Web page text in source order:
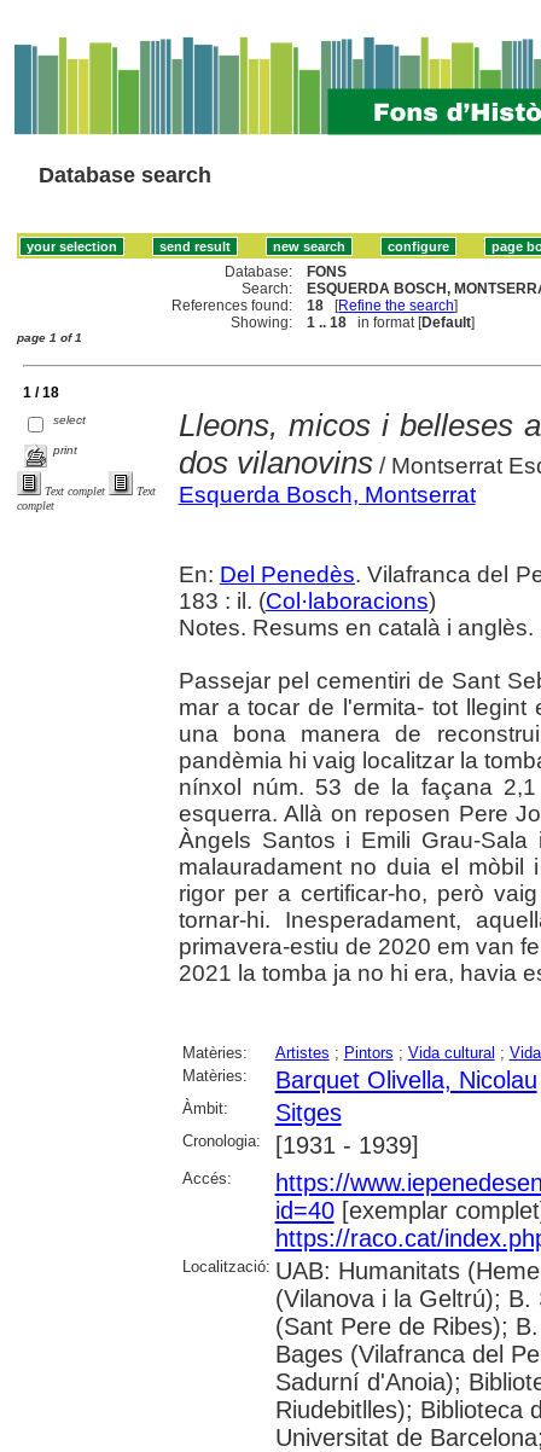
Database search
Database:
FONS
Search:
ESQUERDA BOSCH,
References found:
18 [Refine the search]
Showing:
1 .. 18 in format [Default]
page 1 of 1
1 / 18
select
print
Text complet
Text
complet
Lleons, micos i belleses
dos vilanovins/ Montserrat
Esquerda Bosch, Montserrat
En: Del Penedès. Vilafranca del
183 : il. (Col·laboracions)
Notes. Resums en català i anglès.
Passejar pel cementiri de Sant
mar a tocar de l'ermita- tot
una bona manera de
pandèmia hi vaig localitzar la
nínxol núm. 53 de la façana
esquerra. Allà on reposen Pere
Àngels Santos i Emili Grau-
malauradament no duia el
rigor per a certificar-ho, però
tornar-hi. Inesperadament,
primavera-estiu de 2020 em van
2021 la tomba ja no hi era, havia
Matèries: Artistes ; Pintors ; Vida cultural ;
Matèries:
Barquet Olivella, Nicolau
Àmbit: Sitges
Cronologia: [1931 - 1939]
Accés:
https://
id=40[exemplar
https://raco.cat/
Localització: UAB: Humanitats
(Vilanova i la Geltrú);
(Sant Pere de Ribes);
Bages (Vilafranca del
Sadurní d'Anoia);
Riudebitlles); Biblioteca
Universitat de